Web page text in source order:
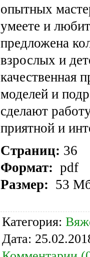
опытных
умеете и
предложена
взрослых и
качественная
моделей и
сделают
приятной и
Страниц: 36
Формат: pdf
Размер: 53
Категория:
Дата: